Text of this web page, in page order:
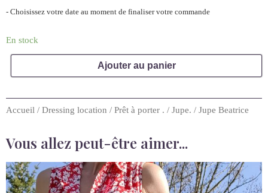
- Choisissez votre date au moment de finaliser votre commande
En stock
Ajouter au panier
Accueil / Dressing location / Prêt à porter . / Jupe. / Jupe Beatrice
Vous allez peut-être aimer...